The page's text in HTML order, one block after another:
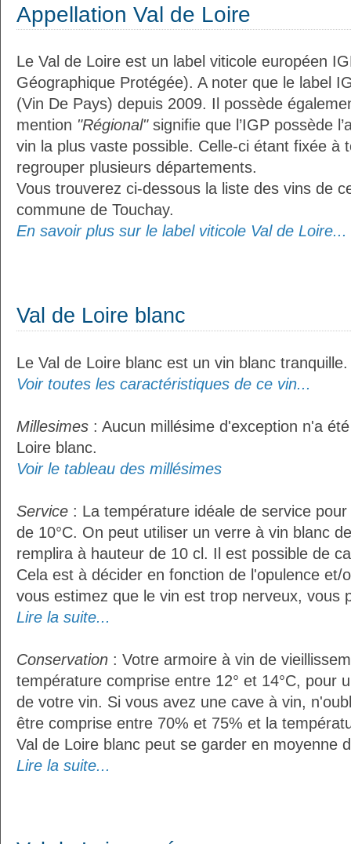
Appellation Val de Loire
Le Val de Loire est un label viticole européen
Géographique Protégée). A noter que le label
(Vin De Pays) depuis 2009. Il possède
mention "Régional"signifie que l’IGP possède
vin la plus vaste possible. Celle-ci étant fixée à
regrouper plusieurs départements.
Vous trouverez ci-dessous la liste des vins de
commune de Touchay.
En savoir plus sur le label viticole Val de Loire...
Val de Loire blanc
Le Val de Loire blanc est un vin blanc tranquille.
Voir toutes les caractéristiques de ce vin...
Millesimes : Aucun millésime d'exception n'a
Loire blanc.
Voir le tableau des millésimes
Service : La température idéale de service
de 10°C. On peut utiliser un verre à vin blanc
remplira à hauteur de 10 cl. Il est possible de
Cela est à décider en fonction de l'opulence et/
vous estimez que le vin est trop nerveux, vous
Lire la suite...
Conservation : Votre armoire à vin de
température comprise entre 12° et 14°C, pour
de votre vin. Si vous avez une cave à vin,
être comprise entre 70% et 75% et la
Val de Loire blanc peut se garder en moyenne
Lire la suite...